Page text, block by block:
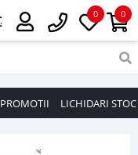
0
0
PROMOTII LICHIDARI STOC